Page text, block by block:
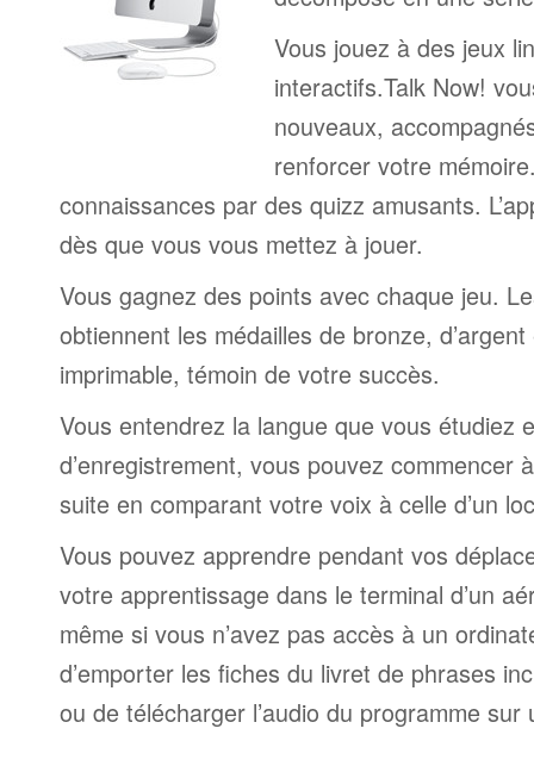
Vous jouez à des jeux
interactifs.Talk Now!
nouveaux,
renforcer votre
connaissances par des quizz amusants.
dès que vous vous mettez à jouer.
Vous gagnez des points avec chaque jeu.
obtiennent les médailles de bronze,
imprimable, témoin de votre succès.
Vous entendrez la langue que vous étudiez
d’enregistrement, vous pouvez commencer
suite en comparant votre voix à celle d’un
Vous pouvez apprendre pendant vos
votre apprentissage dans le terminal d’un
même si vous n’avez pas accès à un
d’emporter les fiches du livret de phrases
ou de télécharger l’audio du programme sur